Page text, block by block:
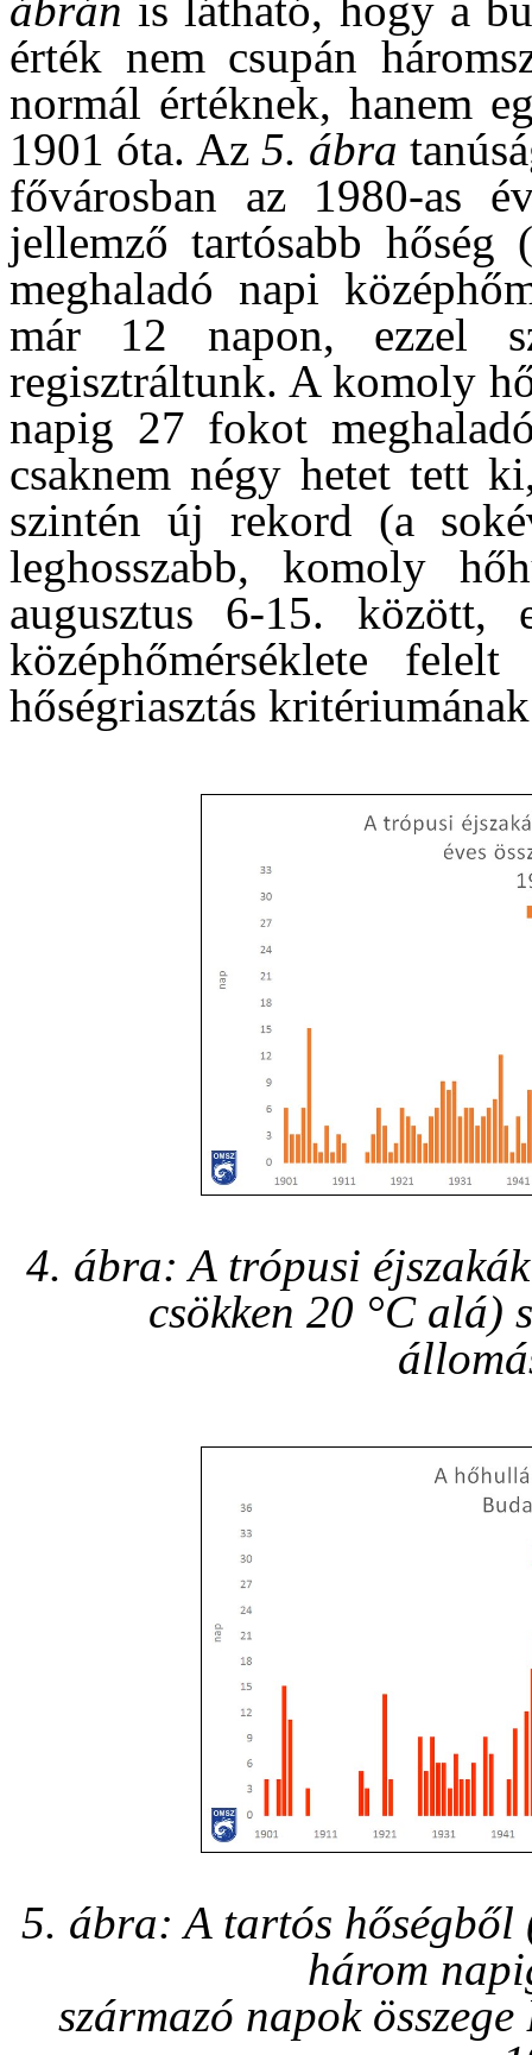
érték nem csupán
normál értéknek, hanem
1901 óta. Az 5. ábra
fővárosban az 1980-as
jellemző tartósabb
meghaladó napi
már 12 napon, ezzel
regisztráltunk. A komoly
napig 27 fokot
csaknem négy hetet tett
szintén új rekord (a
leghosszabb, komoly
augusztus 6-15. között,
középhőmérséklete
hőségriasztás
4. ábra: A trópusi
csökken 20 °C alá)
5. ábra: A tartós hőségből
három
származó napok